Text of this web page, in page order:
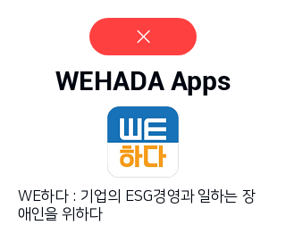
WEHADA Apps
WE하다 : 기업의 ESG경영과 일하는 장
애인을 위하다